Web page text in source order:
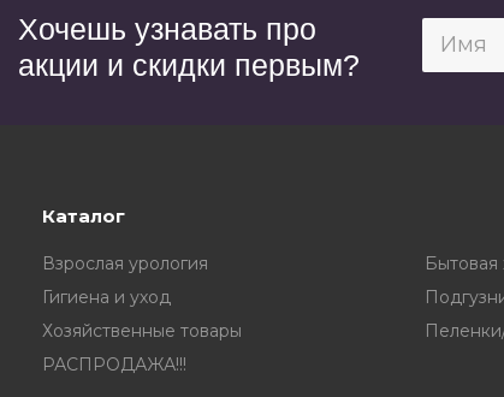
Хочешь узнавать про
акции и скидки первым?
Каталог
Взрослая урология
Бытовая
Гигиена и уход
Хозяйственные товары
РАСПРОДАЖА!!!